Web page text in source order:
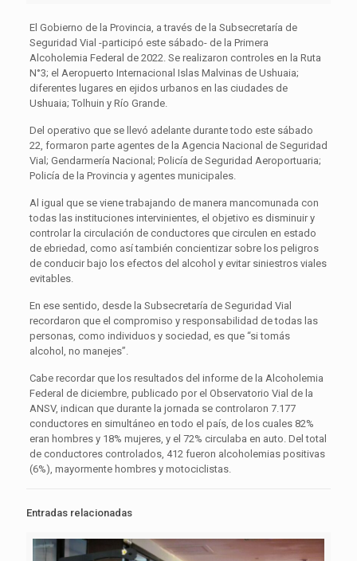
El Gobierno de la Provincia, a través de la Subsecretaría de
Seguridad Vial -participó este sábado- de la Primera
Alcoholemia Federal de 2022. Se realizaron controles en la Ruta
N°3; el Aeropuerto Internacional Islas Malvinas de Ushuaia;
diferentes lugares en ejidos urbanos en las ciudades de
Ushuaia; Tolhuin y Río Grande.
Del operativo que se llevó adelante durante todo este sábado
22, formaron parte agentes de la Agencia Nacional de Seguridad
Vial; Gendarmería Nacional; Policía de Seguridad Aeroportuaria;
Policía de la Provincia y agentes municipales.
Al igual que se viene trabajando de manera mancomunada con
todas las instituciones intervinientes, el objetivo es disminuir y
controlar la circulación de conductores que circulen en estado
de ebriedad, como así también concientizar sobre los peligros
de conducir bajo los efectos del alcohol y evitar siniestros viales
evitables.
En ese sentido, desde la Subsecretaría de Seguridad Vial
recordaron que el compromiso y responsabilidad de todas las
personas, como individuos y sociedad, es que “si tomás
alcohol, no manejes”.
Cabe recordar que los resultados del informe de la Alcoholemia
Federal de diciembre, publicado por el Observatorio Vial de la
ANSV, indican que durante la jornada se controlaron 7.177
conductores en simultáneo en todo el país, de los cuales 82%
eran hombres y 18% mujeres, y el 72% circulaba en auto. Del total
de conductores controlados, 412 fueron alcoholemias positivas
(6%), mayormente hombres y motociclistas.
Entradas relacionadas